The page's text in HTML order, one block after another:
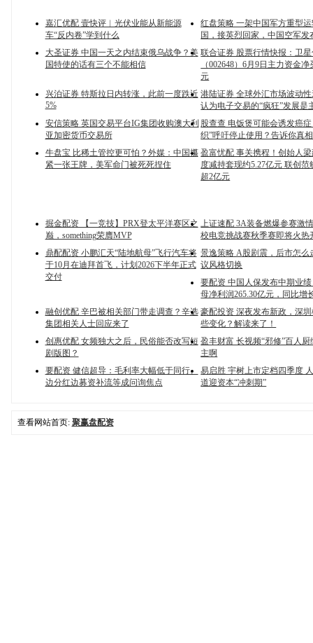
嘉汇优配 壹快评︱光伏业能从新能源
车“反内卷”学到什么
红盘策略 一架中国军方重型
国，接英烈回家，中国空军发
大圣证券 中国一天之内结束俄乌战争？美
国特使的话有三个不能相信
联合证券 股票行情快报：卫
（002648）6月9日主力资金净
元
兴泊证券 特斯拉日内转涨，此前一度跌近
5%
港陆证券 全球外汇市场波动
认为电子交易的“疯狂”发展是
安信策略 英国交易平台IG集团收购澳大利
亚加密货币交易所
股查查 电饭煲可能会诱发癌
织”呼吁停止使用？告诉你真相
牛盘宝 比稀土管控更可怕？外媒：中国攥
紧一张王牌，美军命门被死死捏住
盈富忧配 事关携程！创始人
度减持套现约5.27亿元 联创范
超2亿元
掘金配资 【一竞技】PRX登太平洋赛区之
巅，something荣膺MVP
上证速配 3A装备燃爆参赛激
校电竞挑战赛秋季赛即将火热
鼎配配资 小鹏汇天“陆地航母”飞行汽车将
于10月在迪拜首飞，计划2026下半年正式
交付
景逸策略 A股剧震，后市怎么
议风格切换
要配资 中国人保发布中期业
母净利润265.30亿元，同比增
融创优配 辛巴被相关部门带走调查？辛选
集团相关人士回应来了
豪配投资 深夜发布新政，深
些变化？解读来了！
创惠优配 女频独大之后，民俗能否改写短
剧版图？
盈丰财富 长视频“邪修”百人
主啊
要配资 健信超导：毛利率大幅低于同行、
边分红边募资补流等成问询焦点
易启胜 宇树上市定档四季度
道迎资本“冲刺期”
查看网站首页: 聚赢盘配资